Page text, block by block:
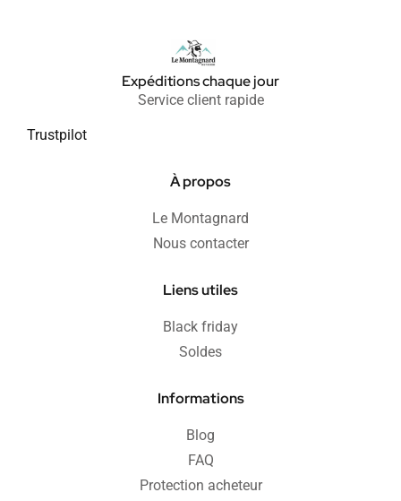
Expéditions chaque jour
Service client rapide
Trustpilot
À propos
Le Montagnard
Nous contacter
Liens utiles
Black friday
Soldes
Informations
Blog
FAQ
Protection acheteur